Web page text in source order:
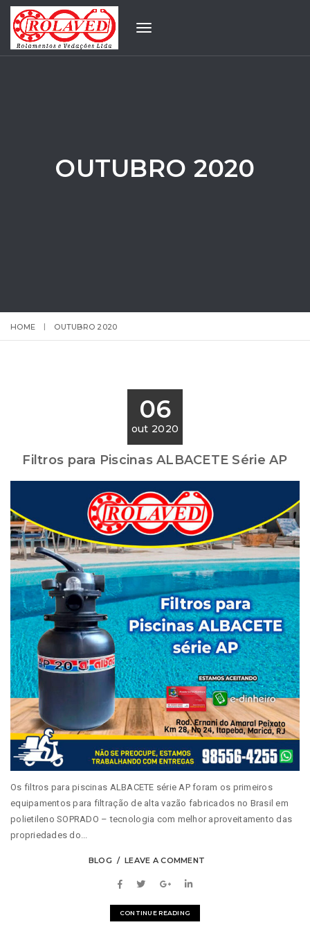
Toggle
OUTUBRO 2020
HOME OUTUBRO 2020
06
out 2020
Filtros para Piscinas ALBACETE Série AP
Os filtros para piscinas ALBACETE série AP foram os primeiros
equipamentos para filtração de alta vazão fabricados no Brasil em
polietileno SOPRADO – tecnologia com melhor aproveitamento das
propriedades do...
BLOG LEAVE A COMMENT
CONTINUE READING